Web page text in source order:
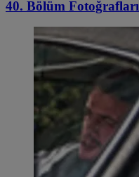
40. Bölüm Fotoğrafları